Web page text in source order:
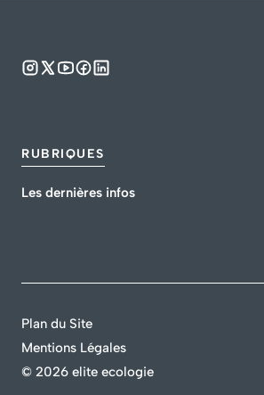
RUBRIQUES
Les dernières infos
© 2026 elite ecologie
Plan du Site
Mentions Légales